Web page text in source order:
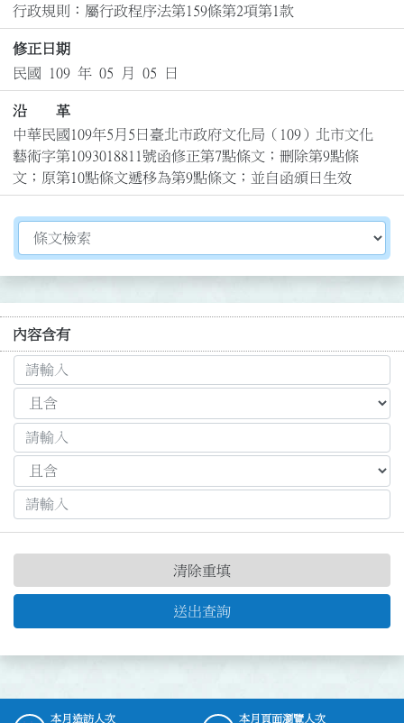
行政規則：屬行政程序法第159條第2項第1款
修正日期
民國 109 年 05 月 05 日
沿 革
中華民國109年5月5日臺北市政府文化局（109）北市文化
藝術字第1093018811號函修正第7點條文；刪除第9點條
文；原第10點條文遞移為第9點條文；並自函頒日生效
切換選擇法規資訊內容
內容含有
送出查詢
清除重填
本月造訪人次 本月頁面瀏覽人次